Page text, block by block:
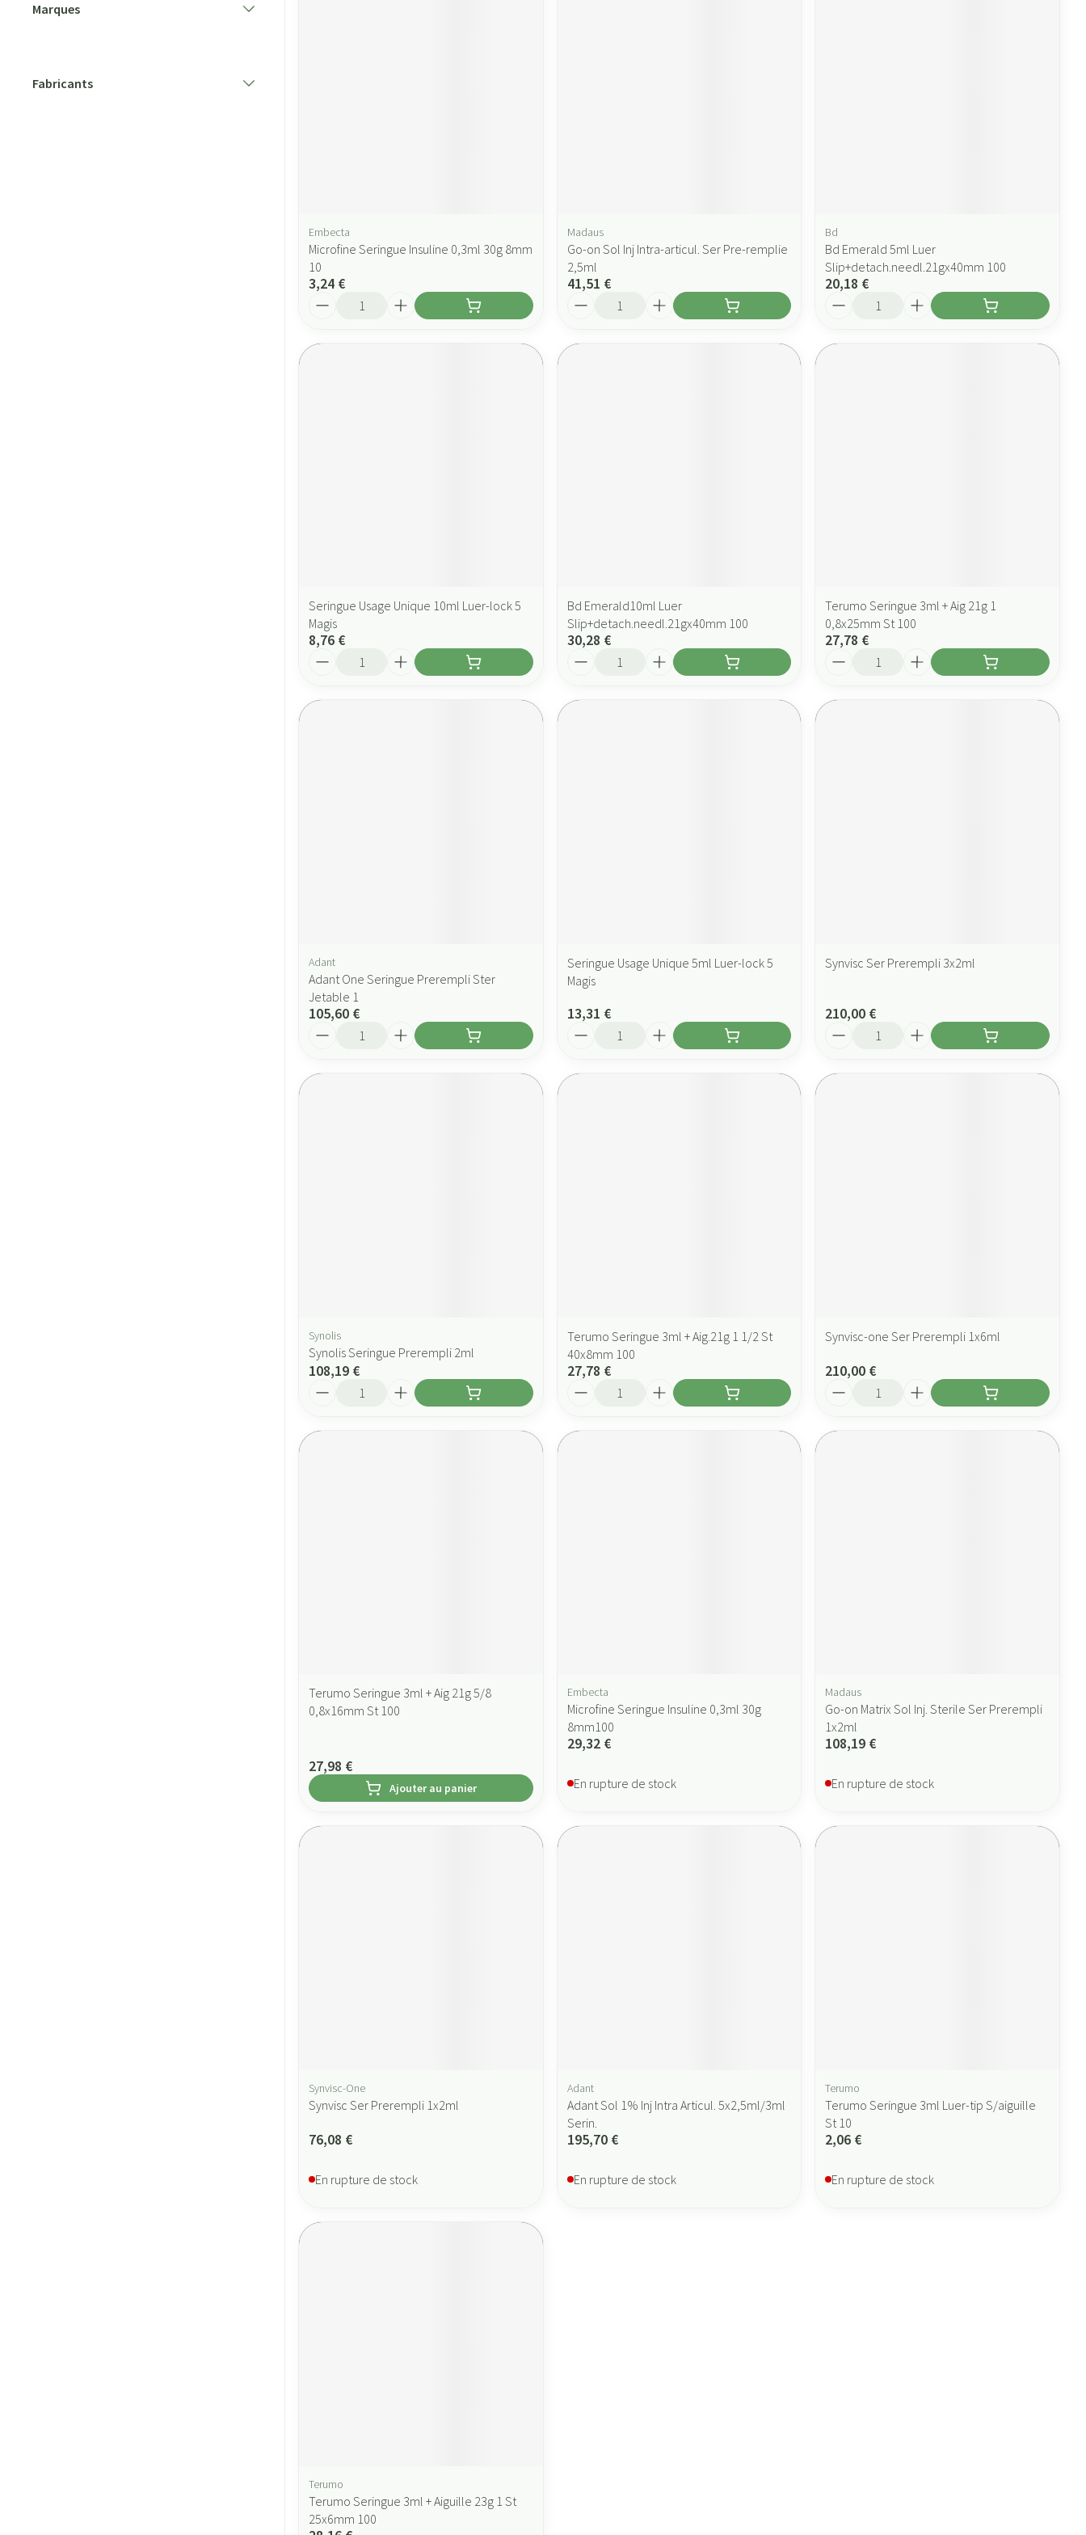
Marques
Fabricants
Embecta
Microfine Seringue Insuline 0,3ml 30g 8mm
10
3,24 €
Madaus
Go-on Sol Inj Intra-articul. Ser Pre-remplie
2,5ml
41,51 €
Bd
Bd Emerald 5ml Luer
Slip+detach.needl.21gx40mm 100
20,18 €
Seringue Usage Unique 10ml Luer-lock 5
Magis
8,76 €
Bd Emerald10ml Luer
Slip+detach.needl.21gx40mm 100
30,28 €
Terumo Seringue 3ml + Aig 21g 1
0,8x25mm St 100
27,78 €
Adant
Adant One Seringue Prerempli Ster
Jetable 1
105,60 €
Seringue Usage Unique 5ml Luer-lock 5
Magis
13,31 €
Synvisc Ser Prerempli 3x2ml
210,00 €
Synolis
Synolis Seringue Prerempli 2ml
108,19 €
Terumo Seringue 3ml + Aig.21g 1 1/2 St
40x8mm 100
27,78 €
Synvisc-one Ser Prerempli 1x6ml
210,00 €
Terumo Seringue 3ml + Aig 21g 5/8
0,8x16mm St 100
27,98 €
Ajouter au panier
Embecta
Microfine Seringue Insuline 0,3ml 30g
8mm100
29,32 €
En rupture de stock
Madaus
Go-on Matrix Sol Inj. Sterile Ser Prerempli
1x2ml
108,19 €
En rupture de stock
Synvisc-One
Synvisc Ser Prerempli 1x2ml
76,08 €
En rupture de stock
Adant
Adant Sol 1% Inj Intra Articul. 5x2,5ml/3ml
Serin.
195,70 €
En rupture de stock
Terumo
Terumo Seringue 3ml Luer-tip S/aiguille
St 10
2,06 €
En rupture de stock
Terumo
Terumo Seringue 3ml + Aiguille 23g 1 St
25x6mm 100